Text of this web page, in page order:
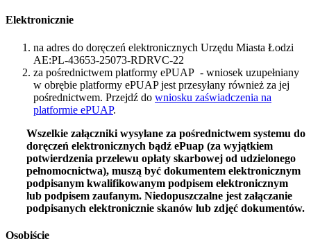
Elektronicznie
na adres do doręczeń elektronicznych Urzędu Miasta Łodzi
AE:PL-43653-25073-RDRVC-22
za pośrednictwem platformy ePUAP - wniosek uzupełniany
w obrębie platformy ePUAP jest przesyłany również za jej
pośrednictwem. Przejdź do wniosku zaświadczenia na
platformie ePUAP.
Wszelkie załączniki wysyłane za pośrednictwem systemu do
doręczeń elektronicznych bądź ePuap (za wyjątkiem
potwierdzenia przelewu opłaty skarbowej od udzielonego
pełnomocnictwa), muszą być dokumentem elektronicznym
podpisanym kwalifikowanym podpisem elektronicznym
lub podpisem zaufanym. Niedopuszczalne jest załączanie
podpisanych elektronicznie skanów lub zdjęć dokumentów.
Osobiście